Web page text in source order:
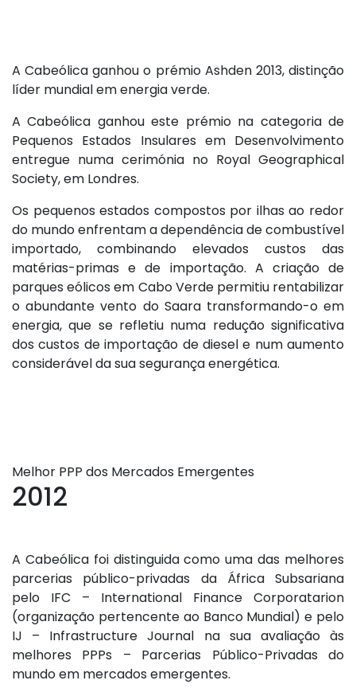
A Cabeólica ganhou o prémio Ashden 2013, distinção
líder mundial em energia verde.
A Cabeólica ganhou este prémio na categoria de
Pequenos Estados Insulares em Desenvolvimento
entregue numa cerimónia no Royal Geographical
Society, em Londres.
Os pequenos estados compostos por ilhas ao redor
do mundo enfrentam a dependência de combustível
importado, combinando elevados custos das
matérias-primas e de importação. A criação de
parques eólicos em Cabo Verde permitiu rentabilizar
o abundante vento do Saara transformando-o em
energia, que se refletiu numa redução significativa
dos custos de importação de diesel e num aumento
considerável da sua segurança energética.
Melhor PPP dos Mercados Emergentes
2012
A Cabeólica foi distinguida como uma das melhores
parcerias público-privadas da África Subsariana
pelo IFC – International Finance Corporatarion
(organização pertencente ao Banco Mundial) e pelo
IJ – Infrastructure Journal na sua avaliação às
melhores PPPs – Parcerias Público-Privadas do
mundo em mercados emergentes.